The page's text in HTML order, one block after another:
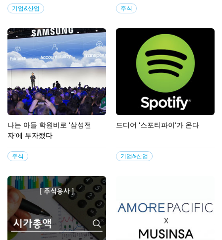
기업&산업 주식
나는 아들 학원비로 '삼성전
자'에 투자했다
주식
드디어 '스포티파이'가 온다
기업&산업